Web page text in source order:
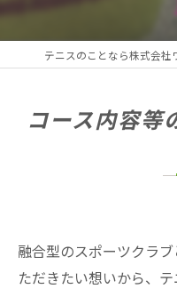
コース内容等
融合型のスポーツクラ
ただきたい想いから、